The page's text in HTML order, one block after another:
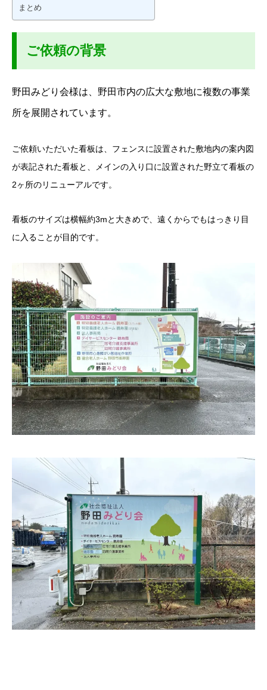
まとめ
ご依頼の背景
野田みどり会様は、野田市内の広大な敷地に複数の事業
所を展開されています。
ご依頼いただいた看板は、フェンスに設置された敷地内の案内図
が表記された看板と、メインの入り口に設置された野立て看板の
2ヶ所のリニューアルです。
看板のサイズは横幅約3mと大きめで、遠くからでもはっきり目
に入ることが目的です。